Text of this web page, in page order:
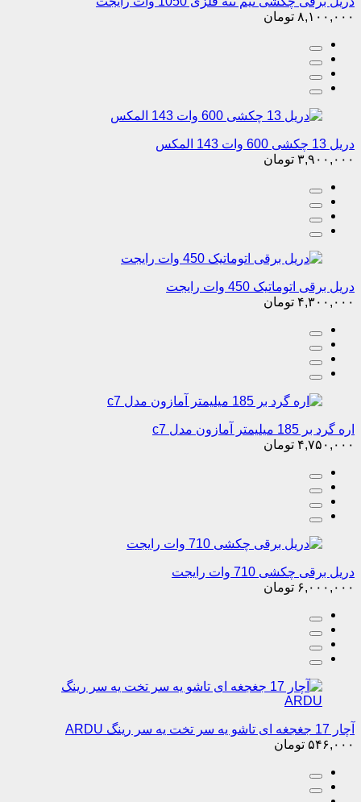
۸,۱۰۰,۰۰۰ تومان
دریل 13 چکشی 600 وات 143 المکس
۳,۹۰۰,۰۰۰ تومان
دریل برقی اتوماتیک 450 وات رایجت
۴,۳۰۰,۰۰۰ تومان
اره گرد بر 185 میلیمتر آمازون مدل c7
۴,۷۵۰,۰۰۰ تومان
دریل برقی چکشی 710 وات رایجت
۶,۰۰۰,۰۰۰ تومان
آچار 17 جغجغه ای تاشو یه سر تخت یه سر رینگ ARDU
۵۴۶,۰۰۰ تومان